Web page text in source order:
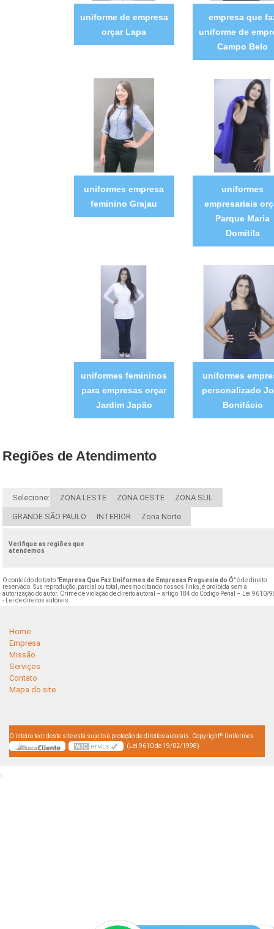
uniforme de empresa
orçar Lapa
empresa que
uniforme de
Campo Belo
uniformes empresa
feminino Grajau
uniformes
empresariais
Parque Maria
Domitila
uniformes femininos
para empresas orçar
Jardim Japão
uniformes
personalizado
Bonifácio
Regiões de Atendimento
Selecione: ZONA LESTE ZONA OESTE ZONA SUL
GRANDE SÃO PAULO INTERIOR Zona Norte
Verifique as regiões que
atendemos
O conteúdo do texto "Empresa Que Faz Uniformes de Empresas Freguesia do Ó" é de direito
reservado. Sua reprodução, parcial ou total, mesmo citando nossos links, é proibida sem a
autorização do autor. Crime de violação de direito autoral – artigo 184 do Código Penal –
Lei 9610/
- Lei de direitos autorais
Home
Empresa
Missão
Serviços
Contato
Mapa do site
O inteiro teor deste site está sujeito à proteção de direitos autorais. Copyright© Uniformes
(Lei 9610 de 19/02/1998)